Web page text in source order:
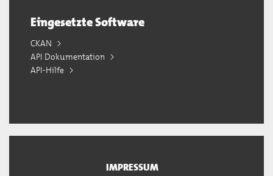
Eingesetzte Software
CKAN
API Dokumentation
API-Hilfe
IMPRESSUM